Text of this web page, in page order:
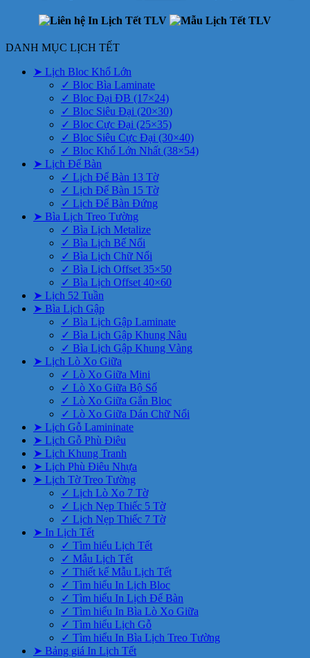
DANH MỤC LỊCH TẾT
➤ Lịch Bloc Khổ Lớn
✓ Bloc Bìa Laminate
✓ Bloc Đại ĐB (17×24)
✓ Bloc Siêu Đại (20×30)
✓ Bloc Cực Đại (25×35)
✓ Bloc Siêu Cực Đại (30×40)
✓ Bloc Khổ Lớn Nhất (38×54)
➤ Lịch Để Bàn
✓ Lịch Để Bàn 13 Tờ
✓ Lịch Để Bàn 15 Tờ
✓ Lịch Để Bàn Đứng
➤ Bìa Lịch Treo Tường
✓ Bìa Lịch Metalize
✓ Bìa Lịch Bế Nổi
✓ Bìa Lịch Chữ Nổi
✓ Bìa Lịch Offset 35×50
✓ Bìa Lịch Offset 40×60
➤ Lịch 52 Tuần
➤ Bìa Lịch Gập
✓ Bìa Lịch Gập Laminate
✓ Bìa Lịch Gập Khung Nâu
✓ Bìa Lịch Gập Khung Vàng
➤ Lịch Lò Xo Giữa
✓ Lò Xo Giữa Mini
✓ Lò Xo Giữa Bộ Số
✓ Lò Xo Giữa Gắn Bloc
✓ Lò Xo Giữa Dán Chữ Nổi
➤ Lịch Gỗ Lamininate
➤ Lịch Gỗ Phù Điêu
➤ Lịch Khung Tranh
➤ Lịch Phù Điêu Nhựa
➤ Lịch Tờ Treo Tường
✓ Lịch Lò Xo 7 Tờ
✓ Lịch Nẹp Thiếc 5 Tờ
✓ Lịch Nẹp Thiếc 7 Tờ
➤ In Lịch Tết
✓ Tìm hiểu Lịch Tết
✓ Mẫu Lịch Tết
✓ Thiết kế Mẫu Lịch Tết
✓ Tìm hiểu In Lịch Bloc
✓ Tìm hiểu In Lịch Để Bàn
✓ Tìm hiểu In Bìa Lò Xo Giữa
✓ Tìm hiểu Lịch Gỗ
✓ Tìm hiểu In Bìa Lịch Treo Tường
➤ Bảng giá In Lịch Tết